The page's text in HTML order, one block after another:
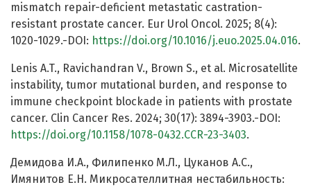
mismatch repair-deficient metastatic castration-
resistant prostate cancer. Eur Urol Oncol. 2025; 8(4):
1020-1029.-DOI: https://doi.org/10.1016/j.euo.2025.04.016.
Lenis A.T., Ravichandran V., Brown S., et al. Microsatellite
instability, tumor mutational burden, and response to
immune checkpoint blockade in patients with prostate
cancer. Clin Cancer Res. 2024; 30(17): 3894-3903.-DOI:
https://doi.org/10.1158/1078-0432.CCR-23-3403.
Демидова И.А., Филипенко М.Л., Цуканов А.С.,
Имянитов Е.Н. Микросателлитная нестабильность: